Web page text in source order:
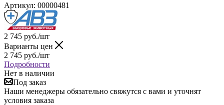
Артикул: 00000481
2 745 руб./шт
Варианты цен
2 745 руб./шт
Подробности
Нет в наличии
Под заказ
Наши менеджеры обязательно свяжутся с вами и уточнят
условия заказа